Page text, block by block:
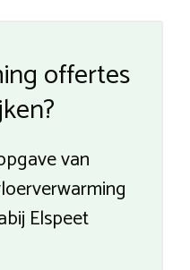
offertes
van
Elspeet